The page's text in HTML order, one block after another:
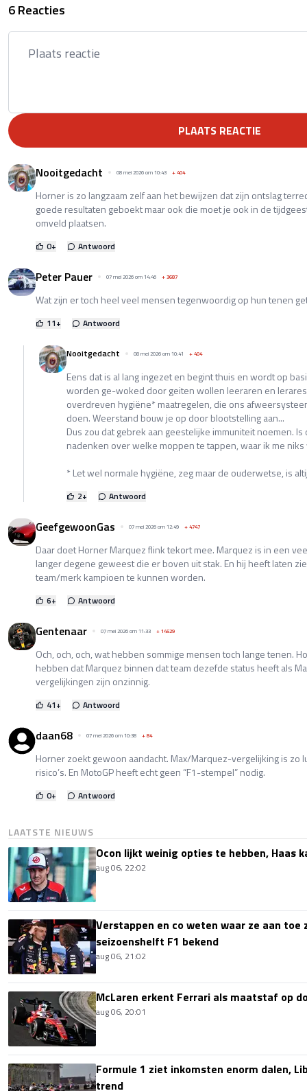
6 Reacties
PLAATS REACTIE
Nooitgedacht 08 mei 2026 om 10:43 +404
Horner is zo langzaam zelf aan het bewijzen dat zijn ontslag
goede resultaten geboekt maar ook die moet je ook in de
omveld plaatsen.
0+ Antwoord
Peter Pauer 07 mei 2026 om 14:46 +3687
Wat zijn er toch heel veel mensen tegenwoordig op hun tenen
11+ Antwoord
Nooitgedacht 08 mei 2026 om 10:41 +404
Eens dat is al lang ingezet en begint thuis en wordt op
worden ge-woked door geiten wollen leeraren en
overdreven hygiëne* maatregelen, die ons
doen. Weerstand bouw je op door blootstelling aan...
Dus zou dat gebrek aan geestelijke immuniteit noemen.
nadenken over welke moppen te tappen, waar ik me
* Let wel normale hygiëne, zeg maar de ouderwetse, is
2+ Antwoord
GeefgewoonGas 07 mei 2026 om 12:49 +4747
Daar doet Horner Marquez flink tekort mee. Marquez is in een
langer degene geweest die er boven uit stak. En hij heeft laten
team/merk kampioen te kunnen worden.
6+ Antwoord
Gentenaar 07 mei 2026 om 11:33 +14529
Och, och, och, wat hebben sommige mensen toch lange tenen.
hebben dat Marquez binnen dat team dezefde status heeft als
vergelijkingen zijn onzinnig.
41+ Antwoord
daan68 07 mei 2026 om 10:38 +84
Horner zoekt gewoon aandacht. Max/Marquez-vergelijking is zo
risico’s. En MotoGP heeft echt geen “F1-stempel” nodig.
0+ Antwoord
LAATSTE NIEUWS
Ocon lijkt weinig opties te hebben, Haas
aug 06, 22:02
Verstappen en co weten waar ze aan
seizoenshelft F1 bekend
aug 06, 21:02
McLaren erkent Ferrari als maatstaf op
aug 06, 20:01
Formule 1 ziet inkomsten enorm dalen,
trend